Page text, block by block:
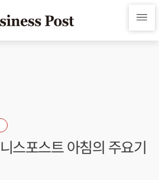
스포스트 아침의 주요기